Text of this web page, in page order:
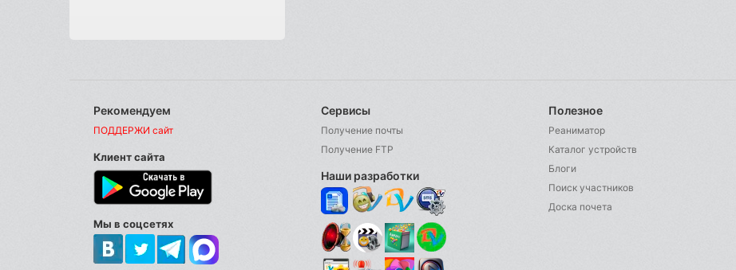
Рекомендуем
ПОДДЕРЖИ сайт
Клиент сайта
Мы в соцсетях
Сервисы
Получение почты
Получение FTP
Наши разработки
Полезное
Реаниматор
Каталог устройств
Блоги
Поиск участников
Доска почета